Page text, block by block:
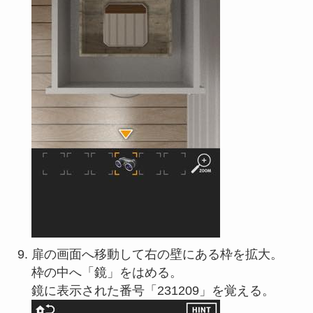
扉の画面へ移動して右の壁にある枠を拡大。
枠の中へ「鏡」をはめる。
鏡に表示された番号「231209」を覚える。